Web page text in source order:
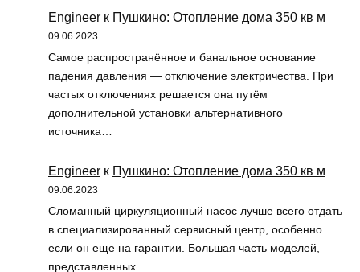
Engineer к Пушкино: Отопление дома 350 кв м
09.06.2023
Самое распространённое и банальное основание
падения давления — отключение электричества. При
частых отключениях решается она путём
дополнительной установки альтернативного
источника…
Engineer к Пушкино: Отопление дома 350 кв м
09.06.2023
Сломанный циркуляционный насос лучше всего отдать
в специализированный сервисный центр, особенно
если он еще на гарантии. Большая часть моделей,
представленных…